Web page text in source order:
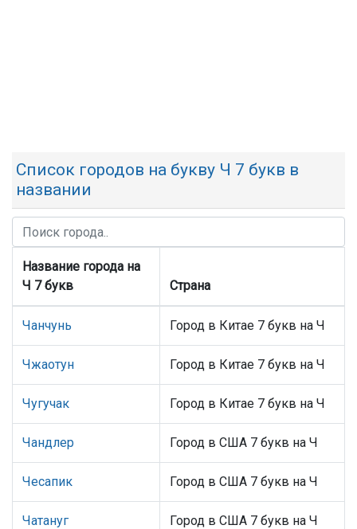
Список городов на букву Ч 7 букв в
названии
Название города на
Ч 7 букв
Страна
Чанчунь Город в Китае 7 букв на Ч
Чжаотун Город в Китае 7 букв на Ч
Чугучак Город в Китае 7 букв на Ч
Чандлер Город в США 7 букв на Ч
Чесапик Город в США 7 букв на Ч
Чатануг Город в США 7 букв на Ч